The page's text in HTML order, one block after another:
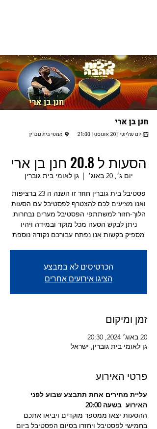
הסעות ל 20.8 חנן בן ארי
יום ג׳, 20 באוג׳
  |
גן לאומי בית גוברין
פסטיבל בית גוברין חוזר זו השנה ה 23 ברציפות
ואנו מציעים לכם להצטרף לפסטיבל עם הסעות
ניתן לבקש הסעה מכל מוקד ובמידה ויהיו
מספיק בקשות אנו נפתח עבורכם נקודה נוספת
הכרטיסים לא במבצע
הציגו אירועים אחרים
זמן ומיקום
20 באוג׳ 2024, 20:30
גן לאומי בית גוברין, ישראל
פרטי האירוע
עליית מחירים אחת תתבצע שבוע לפני
האירוע  בשעה 20:00
ההסעות יצאו ממספר מוקדים ויביאו אתכם
בחמישי לפסטיבל ויחזרו בסיום הפסטיבל ביום